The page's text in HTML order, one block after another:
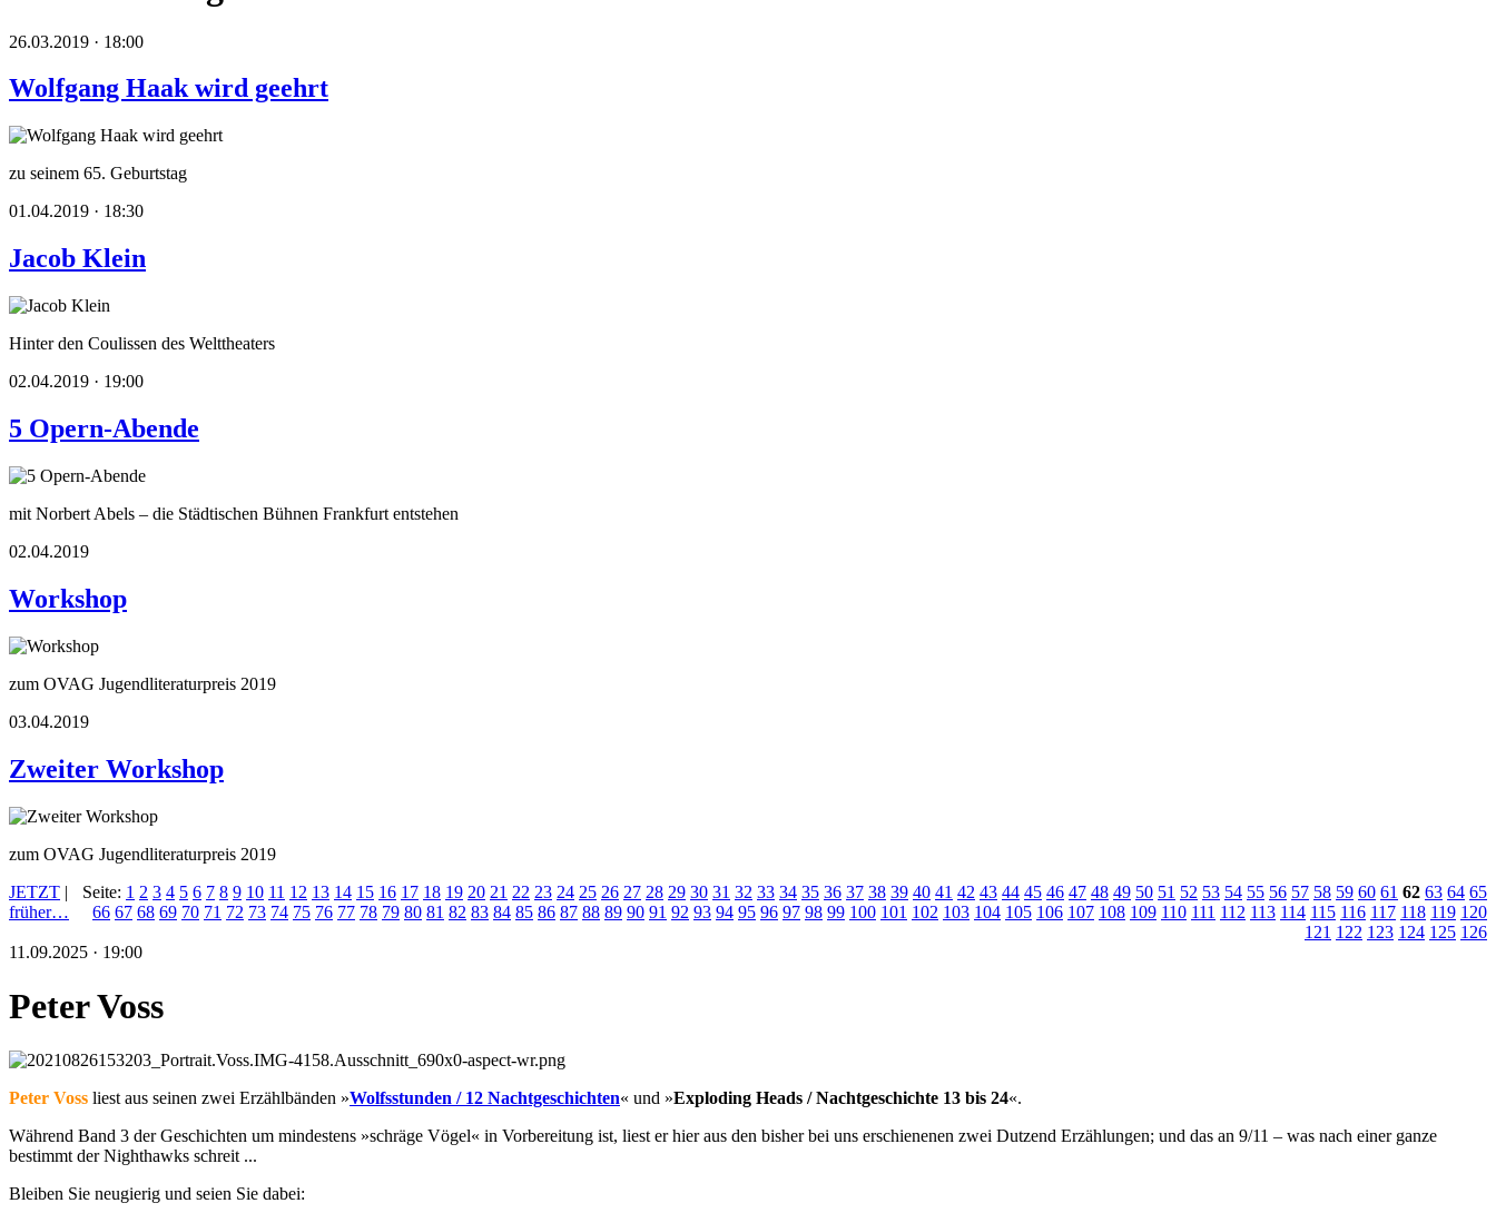
26.03.2019 · 18:00
Wolfgang Haak wird geehrt
zu seinem 65. Geburtstag
01.04.2019 · 18:30
Jacob Klein
Hinter den Coulissen des Welttheaters
02.04.2019 · 19:00
5 Opern-Abende
mit Norbert Abels – die Städtischen Bühnen Frankfurt entstehen
02.04.2019
Workshop
zum OVAG Jugendliteraturpreis 2019
03.04.2019
Zweiter Workshop
zum OVAG Jugendliteraturpreis 2019
JETZT |
früher…
Seite: 1 2 3 4 5 6 7 8 9 10 11 12 13 14 15 16 17 18 19 20 21 22 23 24 25 26 27 28 29 30 31 32 33 34 35 36 37 38 39 40 41 42 43 44 45 46 47 48 49 50 51 52 53 54 55 56 57 58 59 60 61 62 63 64 65
66 67 68 69 70 71 72 73 74 75 76 77 78 79 80 81 82 83 84 85 86 87 88 89 90 91 92 93 94 95 96 97 98 99 100 101 102 103 104 105 106 107 108 109 110 111 112 113 114 115 116 117 118 119 120
121 122 123 124 125 126
11.09.2025 · 19:00
Peter Voss
Peter Voss liest aus seinen zwei Erzählbänden »Wolfsstunden / 12 Nachtgeschichten« und »Exploding Heads / Nachtgeschichte 13 bis 24«.
Während Band 3 der Geschichten um mindestens »schräge Vögel« in Vorbereitung ist, liest er hier aus den bisher bei uns erschienenen zwei Dutzend Erzählungen; und das an 9/11 – was nach einer ganze
bestimmt der Nighthawks schreit ...
Bleiben Sie neugierig und seien Sie dabei: